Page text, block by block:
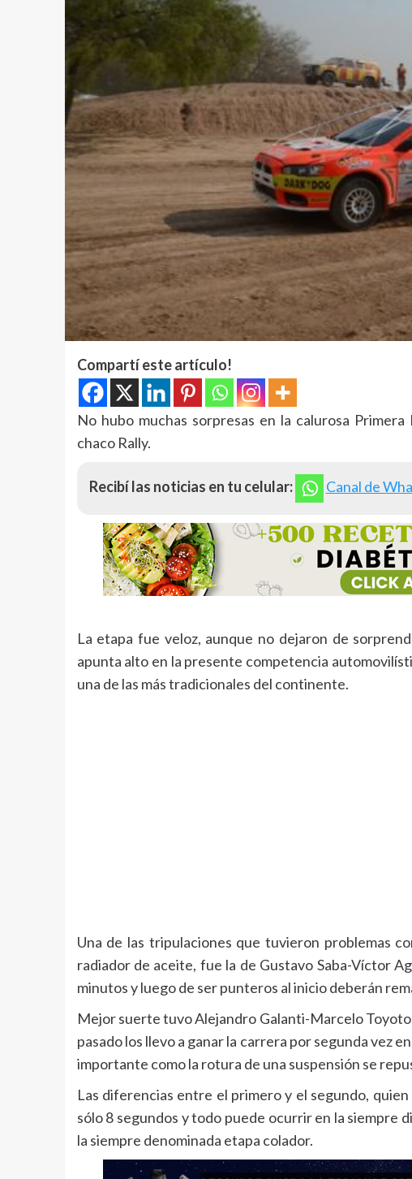
Compartí este artículo!
No hubo muchas sorpresas en la calurosa
chaco Rally.
Recibí las noticias en tu celular: Canal de
La etapa fue veloz, aunque no dejaron de
apunta alto en la presente competencia
una de las más tradicionales del continente.
Una de las tripulaciones que tuvieron problemas
radiador de aceite, fue la de Gustavo Saba-Víctor
minutos y luego de ser punteros al inicio deberán
Mejor suerte tuvo Alejandro Galanti-Marcelo
pasado los llevo a ganar la carrera por segunda vez
importante como la rotura de una suspensión se
Las diferencias entre el primero y el segundo,
sólo 8 segundos y todo puede ocurrir en la siempre
la siempre denominada etapa colador.